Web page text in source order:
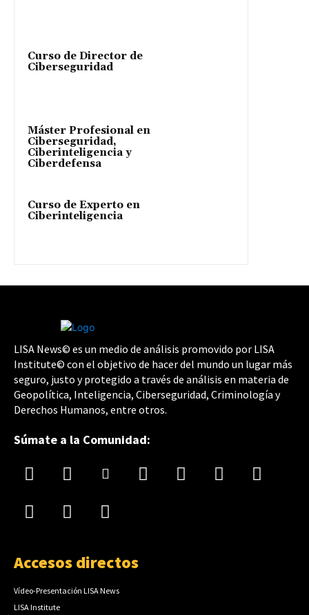
Curso de Director de
Ciberseguridad
Máster Profesional en
Ciberseguridad,
Ciberinteligencia y
Ciberdefensa
Curso de Experto en
Ciberinteligencia
LISA News© es un medio de análisis promovido por LISA
Institute© con el objetivo de hacer del mundo un lugar más
seguro, justo y protegido a través de análisis en materia de
Geopolítica, Inteligencia, Ciberseguridad, Criminología y
Derechos Humanos, entre otros.
Súmate a la Comunidad:
Accesos directos
Vídeo-Presentación LISA News
LISA Institute